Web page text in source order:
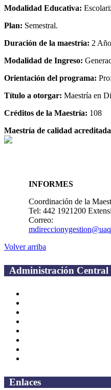
Modalidad Educativa:
Plan: Semestral.
Duración de la maestría: 2
Modalidad de Ingreso:
Orientación del programa:
Título a otorgar: Maestría en
Créditos de la Maestría: 108
Maestría de calidad
INFORMES
Coordinación de la
Tel: 442 1921200
Correo:
Volver arriba
Administración Central
Enlaces